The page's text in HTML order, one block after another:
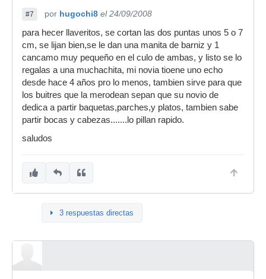
#7 por hugochi8 el 24/09/2008
para hecer llaveritos, se cortan las dos puntas unos 5 o 7
cm, se lijan bien,se le dan una manita de barniz y 1
cancamo muy pequeño en el culo de ambas, y listo se lo
regalas a una muchachita, mi novia tioene uno echo
desde hace 4 años pro lo menos, tambien sirve para que
los buitres que la merodean sepan que su novio de
dedica a partir baquetas,parches,y platos, tambien sabe
partir bocas y cabezas.......lo pillan rapido.
saludos
3 respuestas directas